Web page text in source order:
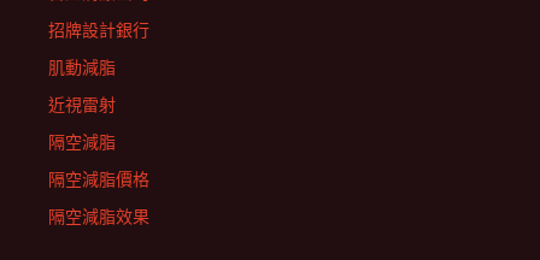
招牌設計銀行
肌動減脂
近視雷射
隔空減脂
隔空減脂價格
隔空減脂效果